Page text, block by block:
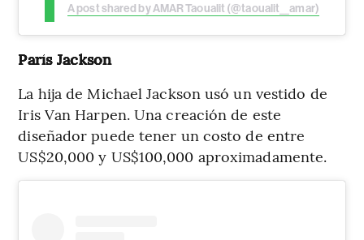
A post shared by AMAR Taoualit (@taoualit__amar)
París Jackson
La hija de Michael Jackson usó un vestido de
Iris Van Harpen. Una creación de este
diseñador puede tener un costo de entre
US$20,000 y US$100,000 aproximadamente.